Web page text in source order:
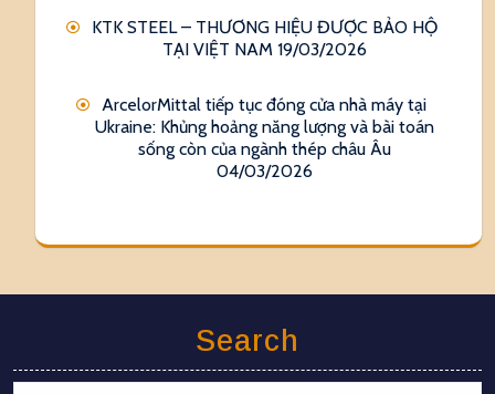
KTK STEEL – THƯƠNG HIỆU ĐƯỢC BẢO HỘ
TẠI VIỆT NAM 19/03/2026
ArcelorMittal tiếp tục đóng cửa nhà máy tại
Ukraine: Khủng hoảng năng lượng và bài toán
sống còn của ngành thép châu Âu
04/03/2026
Search